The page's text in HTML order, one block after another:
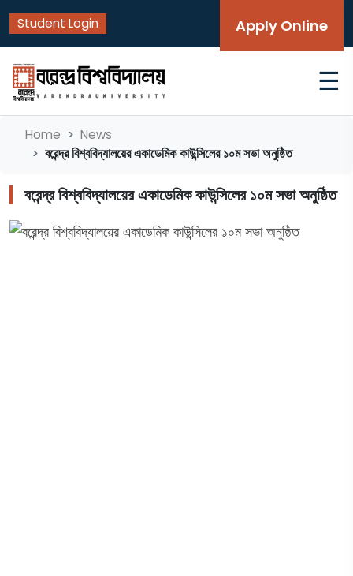
Student Login Apply Online
☰
Home News
বরেন্দ্র বিশ্ববিদ্যালয়ের একাডেমিক কাউন্সিলের ১০ম সভা অনুষ্ঠিত
বরেন্দ্র বিশ্ববিদ্যালয়ের একাডেমিক কাউন্সিলের ১০ম সভা অনুষ্ঠিত